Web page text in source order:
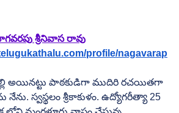
శ్రీనివాస రావు
profile/nagavarap
అయినట్టు పాఠకుడిగా ముదిరి రచయితగా
స్వస్థలం శ్రీకాకుళం. ఉద్యోగరీత్యా 25